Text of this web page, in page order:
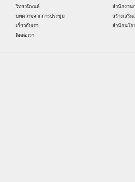
วิทยานิพนธ์
บทความจากการประชุม
เกี่ยวกับเรา
ติดต่อเรา
สำนักงาน
สร้างเสริ
สำนักนโย